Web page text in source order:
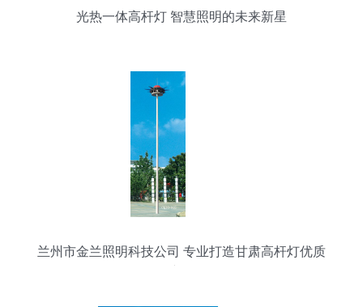
光热一体高杆灯 智慧照明的未来新星
兰州市金兰照明科技公司 专业打造甘肃高杆灯优质